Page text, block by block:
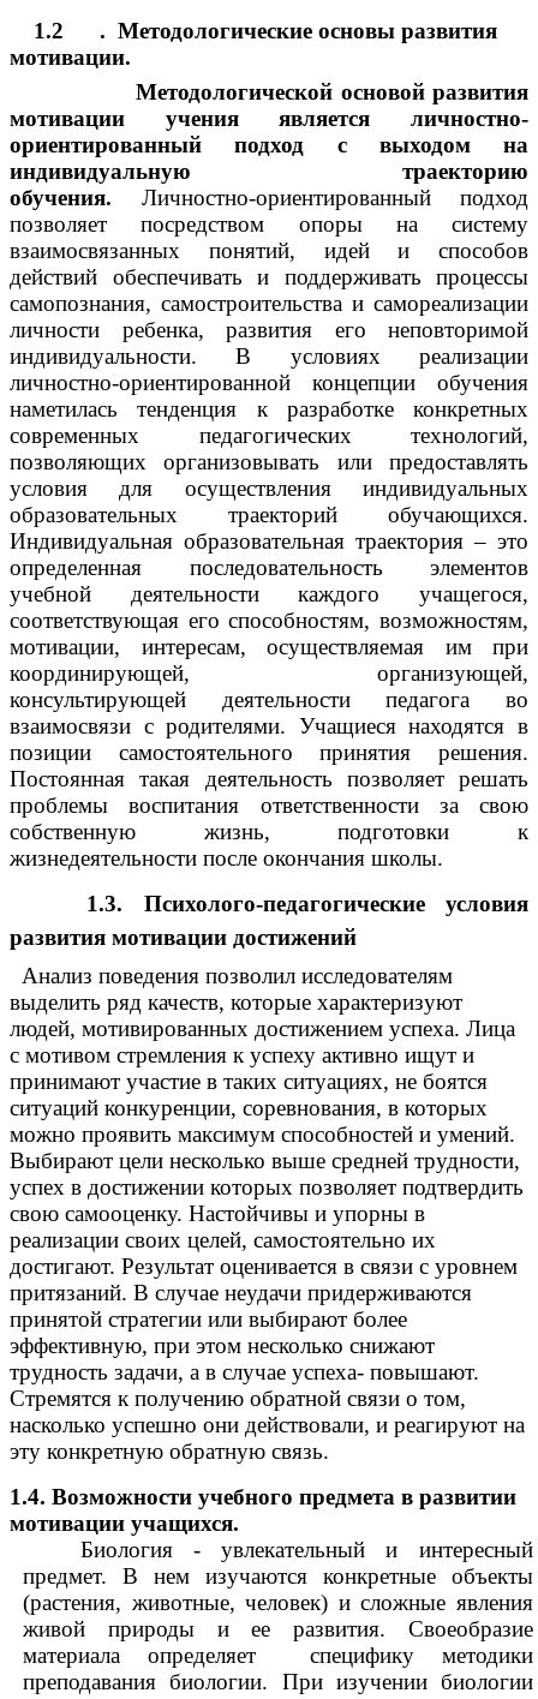
1.2 . Методологические основы развития
мотивации.
Методологической основой развития
мотивации учения является личностно-
ориентированный подход с выходом на
индивидуальную
траекторию
обучения. Личностно-ориентированный подход
позволяет посредством опоры на систему
взаимосвязанных понятий, идей и способов
действий обеспечивать и поддерживать процессы
самопознания, самостроительства и самореализации
личности ребенка, развития его неповторимой
индивидуальности. В условиях реализации
личностно-ориентированной концепции обучения
наметилась тенденция к разработке конкретных
современных педагогических технологий,
позволяющих организовывать или предоставлять
условия для осуществления индивидуальных
образовательных траекторий обучающихся.
Индивидуальная образовательная траектория – это
определенная последовательность элементов
учебной деятельности каждого учащегося,
соответствующая его способностям, возможностям,
мотивации, интересам, осуществляемая им при
координирующей, организующей,
консультирующей деятельности педагога во
взаимосвязи с родителями. Учащиеся находятся в
позиции самостоятельного принятия решения.
Постоянная такая деятельность позволяет решать
проблемы воспитания ответственности за свою
собственную жизнь, подготовки к
жизнедеятельности после окончания школы.
1.3. Психолого-педагогические условия
развития мотивации достижений
Анализ поведения позволил исследователям
выделить ряд качеств, которые характеризуют
людей, мотивированных достижением успеха. Лица
с мотивом стремления к успеху активно ищут и
принимают участие в таких ситуациях, не боятся
ситуаций конкуренции, соревнования, в которых
можно проявить максимум способностей и умений.
Выбирают цели несколько выше средней трудности,
успех в достижении которых позволяет подтвердить
свою самооценку. Настойчивы и упорны в
реализации своих целей, самостоятельно их
достигают. Результат оценивается в связи с уровнем
притязаний. В случае неудачи придерживаются
принятой стратегии или выбирают более
эффективную, при этом несколько снижают
трудность задачи, а в случае успеха- повышают.
Стремятся к получению обратной связи о том,
насколько успешно они действовали, и реагируют на
эту конкретную обратную связь.
1.4. Возможности учебного предмета в развитии
мотивации учащихся.
Биология - увлекательный и интересный
предмет. В нем изучаются конкретные объекты
(растения, животные, человек) и сложные явления
живой природы и ее развития. Своеобразие
материала определяет специфику методики
преподавания биологии. При изучении биологии